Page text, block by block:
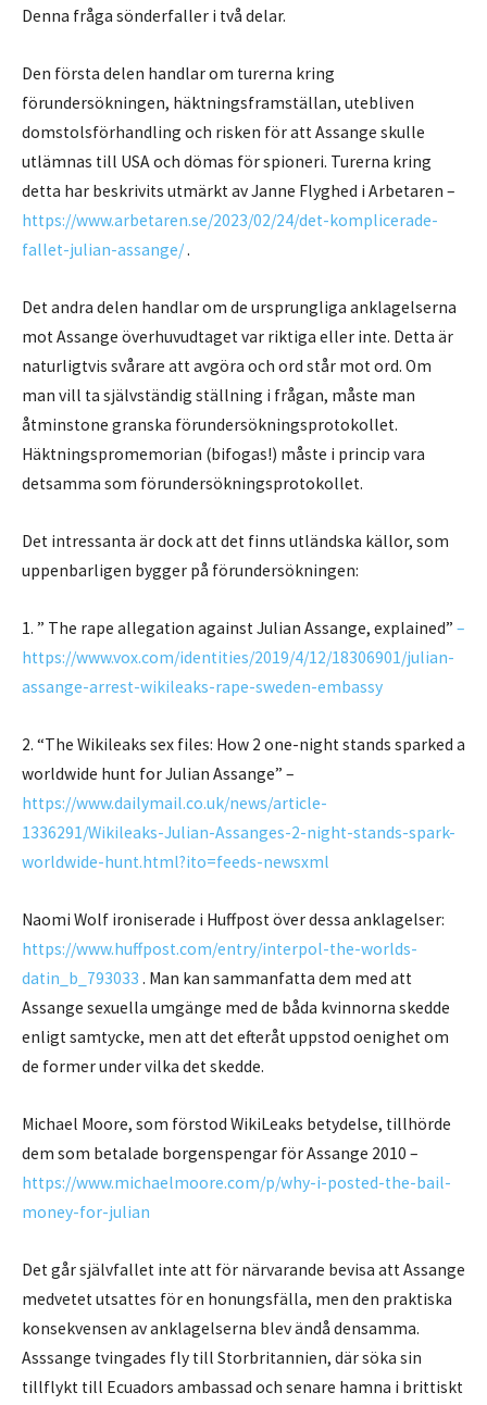
Denna fråga sönderfaller i två delar.
Den första delen handlar om turerna kring
förundersökningen, häktningsframställan, utebliven
domstolsförhandling och risken för att Assange skulle
utlämnas till USA och dömas för spioneri. Turerna kring
detta har beskrivits utmärkt av Janne Flyghed i Arbetaren –
https://www.arbetaren.se/2023/02/24/det-komplicerade-
fallet-julian-assange/.
Det andra delen handlar om de ursprungliga anklagelserna
mot Assange överhuvudtaget var riktiga eller inte. Detta är
naturligtvis svårare att avgöra och ord står mot ord. Om
man vill ta självständig ställning i frågan, måste man
åtminstone granska förundersökningsprotokollet.
Häktningspromemorian (bifogas!) måste i princip vara
detsamma som förundersökningsprotokollet.
Det intressanta är dock att det finns utländska källor, som
uppenbarligen bygger på förundersökningen:
1. ” The rape allegation against Julian Assange, explained” –
https://www.vox.com/identities/2019/4/12/18306901/julian-
assange-arrest-wikileaks-rape-sweden-embassy
2. “The Wikileaks sex files: How 2 one-night stands sparked a
worldwide hunt for Julian Assange” –
https://www.dailymail.co.uk/news/article-
1336291/Wikileaks-Julian-Assanges-2-night-stands-spark-
worldwide-hunt.html?ito=feeds-newsxml
Naomi Wolf ironiserade i Huffpost över dessa anklagelser:
https://www.huffpost.com/entry/interpol-the-worlds-
datin_b_793033 . Man kan sammanfatta dem med att
Assange sexuella umgänge med de båda kvinnorna skedde
enligt samtycke, men att det efteråt uppstod oenighet om
de former under vilka det skedde.
Michael Moore, som förstod WikiLeaks betydelse, tillhörde
dem som betalade borgenspengar för Assange 2010 –
https://www.michaelmoore.com/p/why-i-posted-the-bail-
money-for-julian
Det går självfallet inte att för närvarande bevisa att Assange
medvetet utsattes för en honungsfälla, men den praktiska
konsekvensen av anklagelserna blev ändå densamma.
Asssange tvingades fly till Storbritannien, där söka sin
tillflykt till Ecuadors ambassad och senare hamna i brittiskt